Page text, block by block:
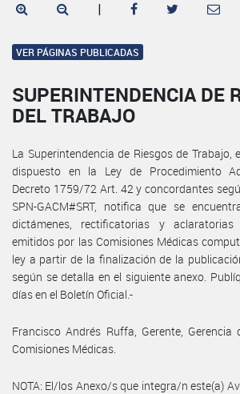
|
VER PÁGINAS PUBLICADAS
SUPERINTENDENCIA DE
DEL TRABAJO
La Superintendencia de Riesgos de Trabajo,
dispuesto en la Ley de Procedimiento
Decreto 1759/72 Art. 42 y concordantes
SPN-GACM#SRT, notifica que se
dictámenes, rectificatorias y
emitidos por las Comisiones Médicas
ley a partir de la finalización de la
según se detalla en el siguiente anexo.
días en el Boletín Oficial.-
Francisco Andrés Ruffa, Gerente,
Comisiones Médicas.
NOTA: El/los Anexo/s que integra/n este(a)